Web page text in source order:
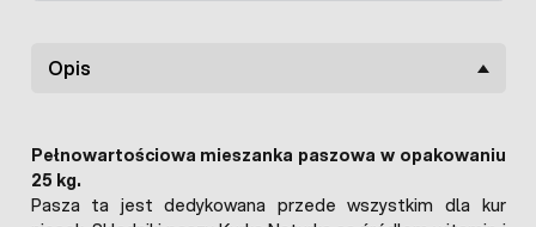
Opis
Pełnowartościowa mieszanka paszowa w opakowaniu
25 kg.
Pasza ta jest dedykowana przede wszystkim dla kur